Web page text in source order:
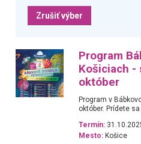
Zrušiť výber
Program
Košiciach -
október
Program v
október. Prídete
Termín:
Mesto: Košice